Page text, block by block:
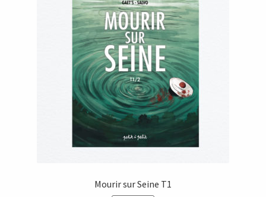
Mourir sur Seine T1